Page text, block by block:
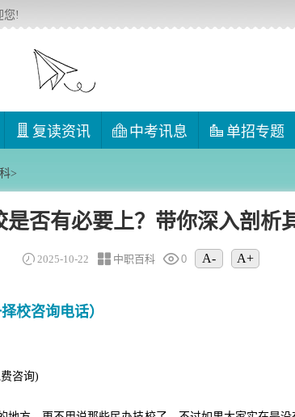
您!
复读资讯 中考讯息 单招专题
>
是否有必要上？带你深入剖析
2025-10-22 中职百科 0 A- A+
校咨询电话）
咨询)